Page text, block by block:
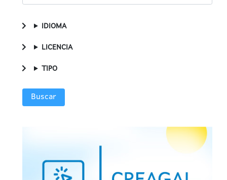
IDIOMA
TIPO
LICENCIA